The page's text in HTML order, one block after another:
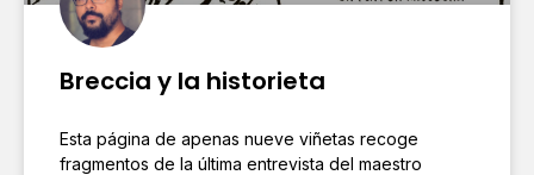
Breccia y la historieta
Esta página de apenas nueve viñetas recoge
fragmentos de la última entrevista del maestro